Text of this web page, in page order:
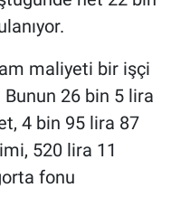
maliyeti bir işçi
26 bin 5 lira
4 bin 95 lira 87
520 lira 11
fonu